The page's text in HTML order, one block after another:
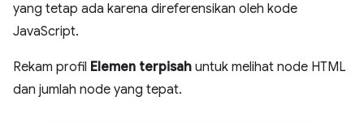
yang tetap ada karena direferensikan oleh kode
JavaScript.
Rekam profil Elemen terpisah untuk melihat node HTML
dan jumlah node yang tepat.